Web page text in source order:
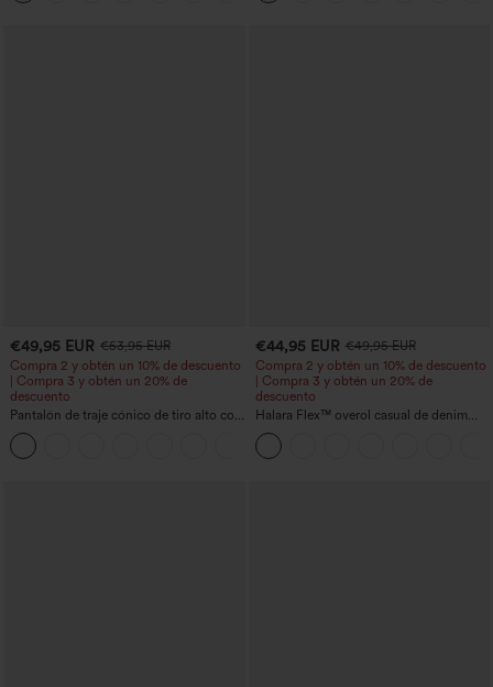
€49,95 EUR €53,95 EUR
Compra 2 y obtén un 10% de descuento
| Compra 3 y obtén un 20% de
descuento
Pantalón de traje cónico de tiro alto con
bolsillos
€44,95 EUR €49,95 EUR
Compra 2 y obtén un 10% de descuento
| Compra 3 y obtén un 20% de
descuento
Halara Flex™ overol casual de denim
lavado con escote en V y bolsillos